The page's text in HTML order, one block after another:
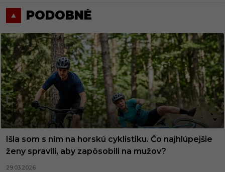
PODOBNÉ
Išla som s ním na horskú cyklistiku. Čo najhlúpejšie
ženy spravili, aby zapôsobili na mužov?
29.03.2026